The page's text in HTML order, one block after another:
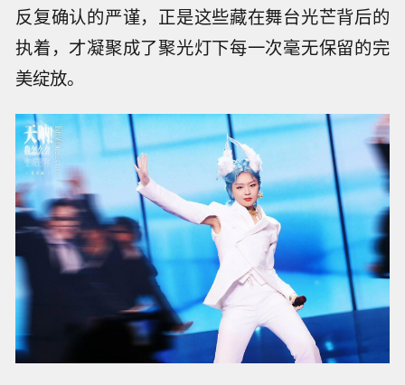
反复确认的严谨，正是这些藏在舞台光芒背后的
执着，才凝聚成了聚光灯下每一次毫无保留的完
美绽放。